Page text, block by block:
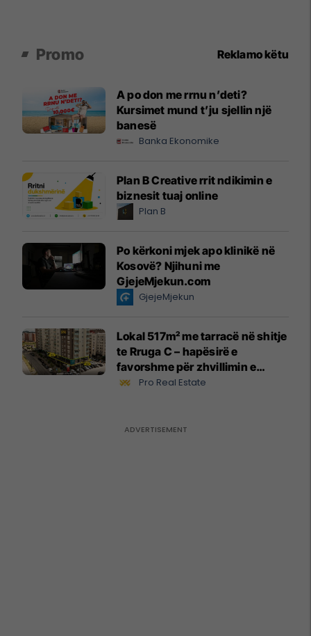
Promo Reklamo këtu
A po don me rrnu n’deti?
Kursimet mund t’ju sjellin një
banesë
Banka Ekonomike
Plan B Creative rrit ndikimin e
biznesit tuaj online
Plan B
Po kërkoni mjek apo klinikë në
Kosovë? Njihuni me
GjejeMjekun.com
GjejeMjekun
Lokal 517m² me tarracë në shitje
te Rruga C – hapësirë e
favorshme për zhvillimin e
biznesit #15796
Pro Real Estate